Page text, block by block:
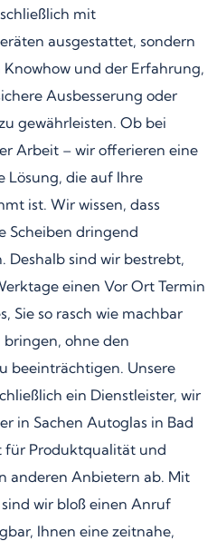
mit
ausgestattet, sondern
und der Erfahrung,
Ausbesserung oder
gewährleisten. Ob bei
Arbeit – wir offerieren eine
Lösung, die auf Ihre
ist. Wir wissen, dass
Scheiben dringend
Deshalb sind wir bestrebt,
einen Vor Ort Termin
Sie so rasch wie machbar
ohne den
beeinträchtigen. Unsere
ein Dienstleister, wir
in Sachen Autoglas in Bad
für Produktqualität und
anderen Anbietern ab. Mit
wir bloß einen Anruf
Ihnen eine zeitnahe,